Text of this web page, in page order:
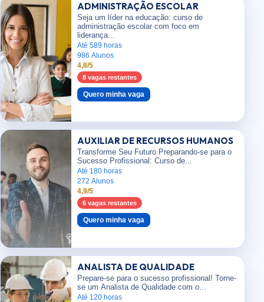
ADMINISTRAÇÃO ESCOLAR
Seja um líder na educação: curso de
administração escolar com foco em
liderança...
Até 589 horas
986 Alunos
4,8/5
8 vagas restantes
Quero minha vaga
AUXILIAR DE RECURSOS HUMANOS
Transforme Seu Futuro Preparando-se para o
Sucesso Profissional: Curso de...
Até 180 horas
272 Alunos
4,9/5
6 vagas restantes
Quero minha vaga
ANALISTA DE QUALIDADE
Prepare-se para o sucesso profissional! Torne-
se um Analista de Qualidade com o...
Até 120 horas